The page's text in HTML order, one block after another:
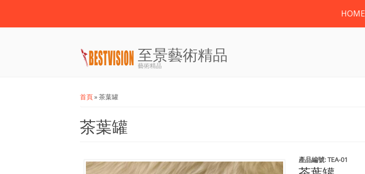
HOME
至景藝術精品
藝術精品
首頁» 茶葉罐
茶葉罐
產品編號:TEA-01